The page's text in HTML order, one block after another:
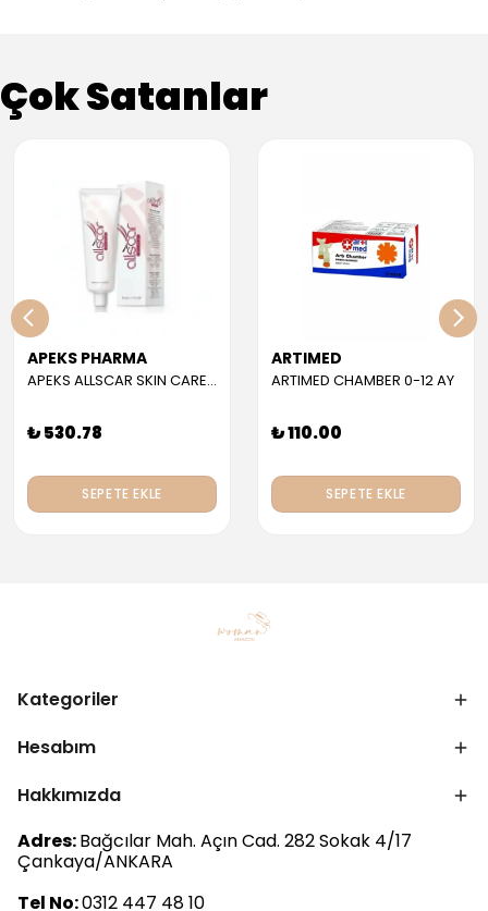
Çok Satanlar
APEKS PHARMA
APEKS ALLSCAR SKIN CARE GEL 30 ML
₺ 530.78
SEPETE EKLE
ARTIMED
ARTIMED CHAMBER 0-12 AY
₺ 110.00
SEPETE EKLE
Kategoriler
Hesabım
Hakkımızda
Adres:Bağcılar Mah. Açın Cad. 282 Sokak 4/17
Çankaya/ANKARA
Tel No:0312 447 48 10